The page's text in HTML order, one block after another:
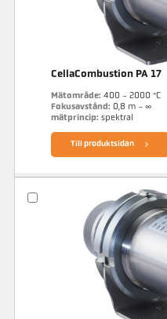
CellaCombustion PA 17
Mätområde: 400 - 2000 °C
Fokusavstånd: 0,8 m - ∞
mätprincip: spektral
Till produktsidan